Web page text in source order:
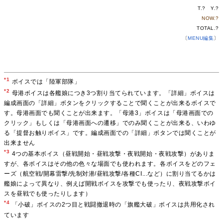
T.? Y.?
NOW.?
TOTAL.?
〔MENU編集〕
*1 ボイスでは「陸軍部隊」
*2 母港ボイスは各艦娘につき3つ割り当てられています。「詳細」ボイスは
編成画面の「詳細」ボタンをクリックすることで聞くことが出来るボイスで
す。母港画面でも聞くことが出来ます。「母港3」ボイスは「母港画面での
クリック」もしくは「母港画面への遷移」でのみ聞くことが出来る、いわゆ
る「提督お触りボイス」です。編成画面での「詳細」ボタンでは聞くことが
出来ません
*3 4つの基本ボイス（昼戦開始・昼戦攻撃・夜戦開始・夜戦攻撃）がありま
すが、各ボイスはその他の色々な場面でも使われます。各ボイスをどのフェ
ーズ（航空戦/開幕雷撃/先制対潜/昼戦攻撃/各種CI...など）に割り当てるかは
艦娘によって異なり、例えば開戦ボイスを攻撃でも使ったり、夜戦攻撃ボイ
スを昼戦でも使ったりします）
*4
「小破」ボイスの2つ目と戦闘撤退時の「旗艦大破」ボイスは共用化され
ています